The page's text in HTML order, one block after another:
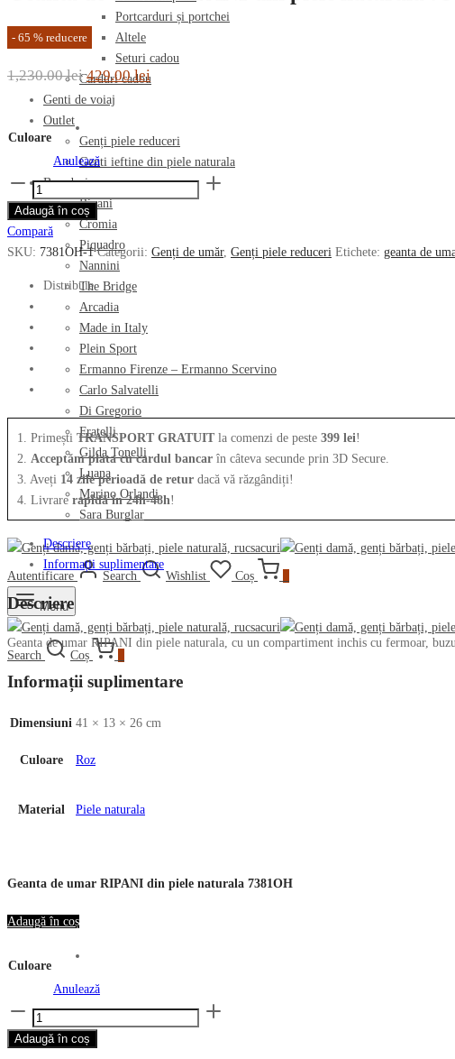
Portcarduri și portchei
Altele
Seturi cadou
Carduri cadou
Genti de voiaj
Outlet
Genți piele reduceri
Genti ieftine din piele naturala
Branduri
Ripani
Cromia
Piquadro
Nannini
The Bridge
Arcadia
Made in Italy
Plein Sport
Ermanno Firenze – Ermanno Scervino
Carlo Salvatelli
Di Gregorio
Fratelli
Gilda Tonelli
Luana
Marino Orlandi
Sara Burglar
Autentificare Search Wishlist Coș
Menu
Search Coș
- 65 % reducere
1,230.00leiPrețul
inițial
fost:
1,230.00 lei.
429.00leiPrețul
429.00 lei.
Culoare
Anulează
Cantitate
Geanta
de
RIPANI
din
piele
naturala
7381OH
Adaugă în coș
Compară
SKU: 7381OH-1 Categorii: Genți de umăr, Genți piele reduceri Etichete: geanta de
Distribuie
1. Primești TRANSPORT GRATUIT la comenzi de peste 399 lei!
2. Acceptăm plata cu cardul bancar în câteva secunde prin 3D Secure.
3. Aveți 14 zile perioadă de retur dacă vă răzgândiți!
4. Livrare rapidă în 24h-48h!
Descriere
Informații suplimentare
Descriere
Geanta de umar RIPANI din piele naturala, cu un compartiment inchis cu fermoar,
Informații suplimentare
Dimensiuni 41 × 13 × 26 cm
Culoare Roz
Material Piele naturala
Geanta de umar RIPANI din piele naturala 7381OH
Adaugă în coș
Culoare
Anulează
Cantitate
Geanta
de
Adaugă în coș